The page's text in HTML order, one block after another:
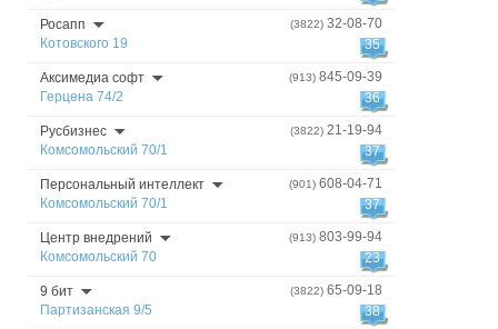
Росапп
Котовского 19
(3822) 32-08-70
35
Аксимедиа софт
Герцена 74/2
(913) 845-09-39
36
Русбизнес
Комсомольский 70/1
(3822) 21-19-94
37
Персональный интеллект
Комсомольский 70/1
(901) 608-04-71
37
Центр внедрений
Комсомольский 70
(913) 803-99-94
23
9 бит
Партизанская 9/5
(3822) 65-09-18
38